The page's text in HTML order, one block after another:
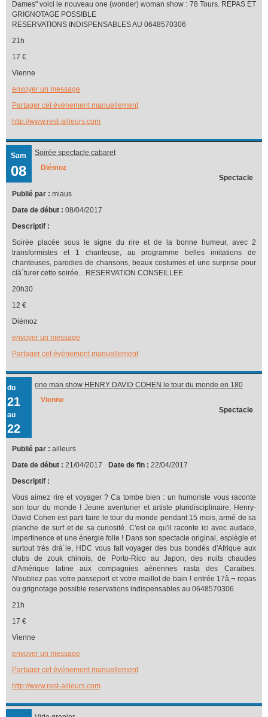
Dames" voici le nouveau one (wonder) woman show : 78 Tours. REPAS ET
GRIGNOTAGE POSSIBLE
RESERVATIONS INDISPENSABLES AU 0648570306
21h
17 €
Vienne
envoyer un message
Partager cet événement manuellement
http://www.rest-ailleurs.com
Sam
08
Soirée spectacle cabaret
Diémoz
Spectacle
Publié par : miaus
Date de début : 08/04/2017
Descriptif :
Soirée placée sous le signe du rire et de la bonne humeur, avec 2
transformistes et 1 chanteuse, au programme belles imitations de
chanteuses, parodies de chansons, beaux costumes et une surprise pour
clà´turer cette soirée... RESERVATION CONSEILLEE.
20h30
12 €
Diémoz
envoyer un message
Partager cet événement manuellement
du
21
au
22
one man show HENRY DAVID COHEN le tour du monde en 180
Vienne
Spectacle
Publié par : ailleurs
Date de début : 21/04/2017 Date de fin : 22/04/2017
Descriptif :
Vous aimez rire et voyager ? Ca tombe bien : un humoriste vous raconte
son tour du monde ! Jeune aventurier et artiste pluridisciplinaire, Henry-
David Cohen est parti faire le tour du monde pendant 15 mois, armé de sa
planche de surf et de sa curiosité. C'est ce qu'il raconte ici avec audace,
impertinence et une énergie folle ! Dans son spectacle original, espiègle et
surtout très drà´le, HDC vous fait voyager des bus bondés d'Afrique aux
clubs de zouk chinois, de Porto-Rico au Japon, des nuits chaudes
d'Amérique latine aux compagnies aériennes rasta des Caraibes.
N'oubliez pas votre passeport et votre maillot de bain ! entrée 17â‚¬ repas
ou grignotage possible reservations indispensables au 0648570306
21h
17 €
Vienne
envoyer un message
Partager cet événement manuellement
http://www.rest-ailleurs.com